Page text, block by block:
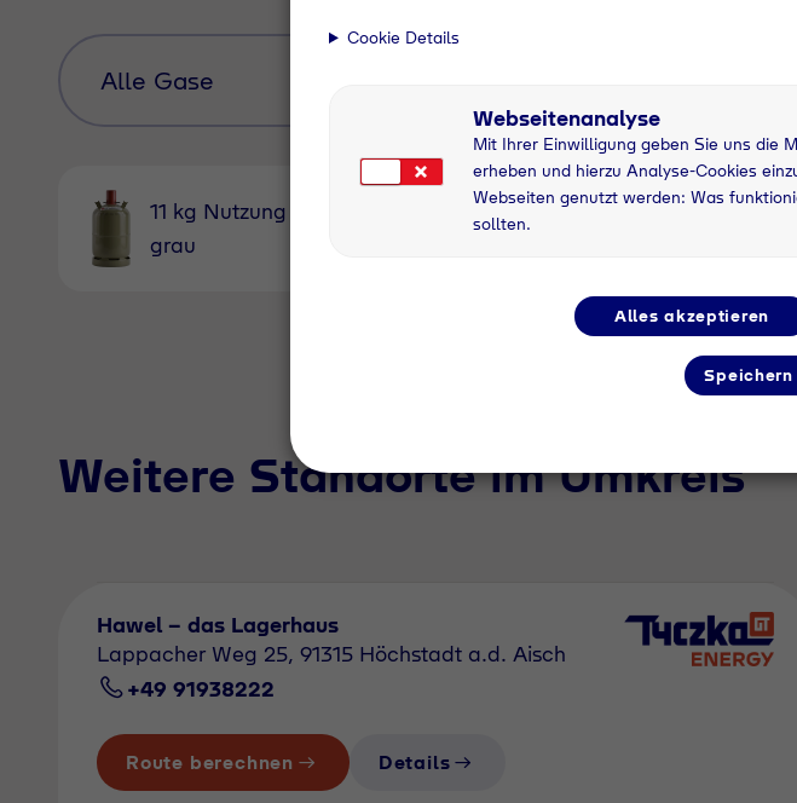
11 kg Nutzung
grau
11 kg
5
Weitere Standorte im Umkreis
Hawel - das Lagerhaus
Lappacher Weg 25, 91315 Höchstadt a.d. Aisch
+49 91938222
Route berechnen Details
Cookie Details
Webseitenanalyse
Mit Ihrer Einwilligung geben Sie uns die
erheben und hierzu Analyse-Cookies
Webseiten genutzt werden: Was
sollten.
Alles akzeptieren